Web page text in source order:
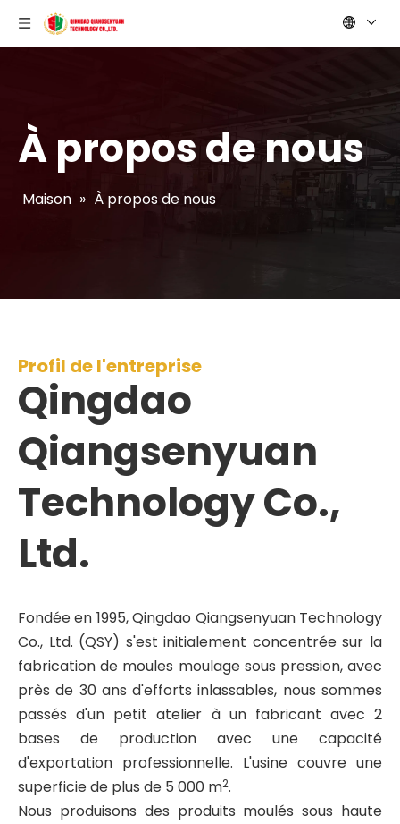
À propos de nous
Maison » À propos de nous
Profil de l'entreprise
Qingdao
Qiangsenyuan
Technology Co.,
Ltd.
Fondée en 1995, Qingdao Qiangsenyuan Technology
Co., Ltd. (QSY) s'est initialement concentrée sur la
fabrication de moules moulage sous pression, avec
près de 30 ans d'efforts inlassables, nous sommes
passés d'un petit atelier à un fabricant avec 2
bases de production avec une capacité
d'exportation professionnelle. L'usine couvre une
superficie de plus de 5 000 m2.
Nous produisons des produits moulés sous haute